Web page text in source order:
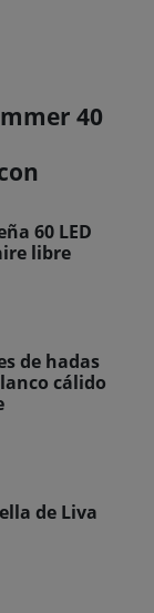
40
60 LED
libre
de hadas
cálido
de Liva